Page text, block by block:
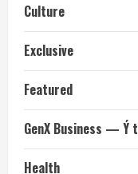
Culture
Exclusive
Featured
GenX Business — Ý
Health